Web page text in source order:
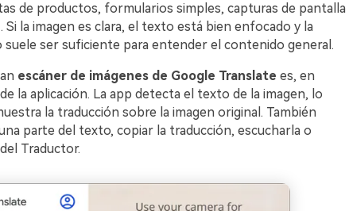
de productos, formularios simples, capturas de pantalla
la imagen es clara, el texto está bien enfocado y la
ser suficiente para entender el contenido general.
escáner de imágenes de Google Translate es, en
la aplicación. La app detecta el texto de la imagen, lo
la traducción sobre la imagen original. También
parte del texto, copiar la traducción, escucharla o
Traductor.